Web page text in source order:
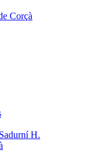
Corçà
H.